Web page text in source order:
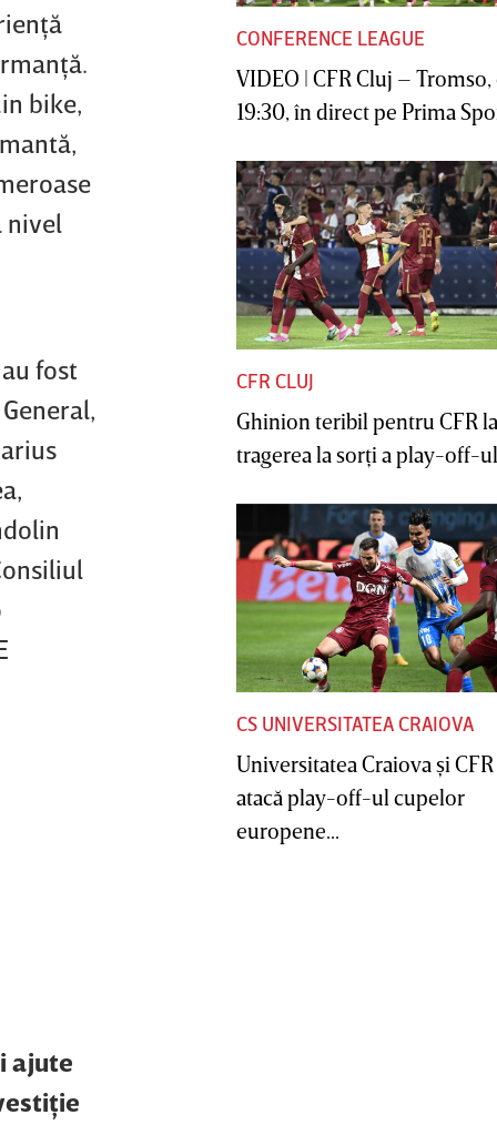
bike,
nivel
fost
ajute
CONFERENCE LEAGUE
VIDEO | CFR Cluj – Tromso,
19:30, în direct pe Prima
CFR CLUJ
Ghinion teribil pentru CFR la
tragerea la sorţi a play-off-
CS UNIVERSITATEA CRAIOVA
Universitatea Craiova şi
atacă play-off-ul cupelor
europene...